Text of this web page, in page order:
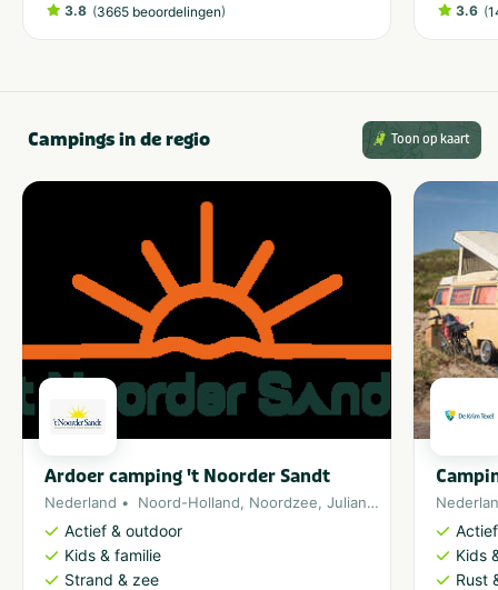
3.8 (3665 beoordelingen) 3.6 (
Campings in de regio Toon op kaart
Ardoer camping 't Noorder Sandt
Nederland Noord-Holland, Noordzee, Julianadorp
Actief & outdoor
Kids & familie
Strand & zee
Kids
Rust